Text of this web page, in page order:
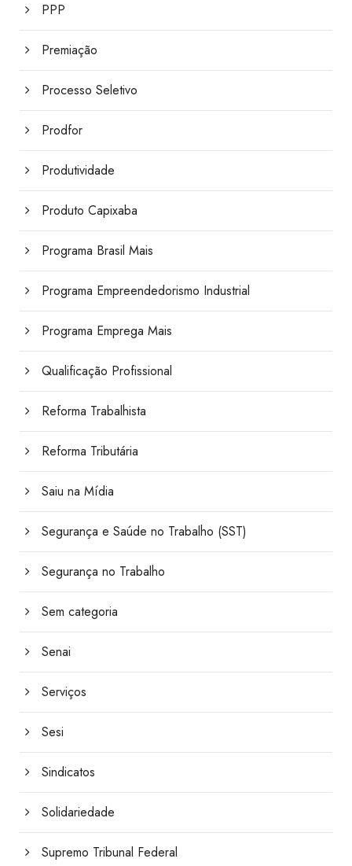
PPP
Premiação
Processo Seletivo
Prodfor
Produtividade
Produto Capixaba
Programa Brasil Mais
Programa Empreendedorismo Industrial
Programa Emprega Mais
Qualificação Profissional
Reforma Trabalhista
Reforma Tributária
Saiu na Mídia
Segurança e Saúde no Trabalho (SST)
Segurança no Trabalho
Sem categoria
Senai
Serviços
Sesi
Sindicatos
Solidariedade
Supremo Tribunal Federal